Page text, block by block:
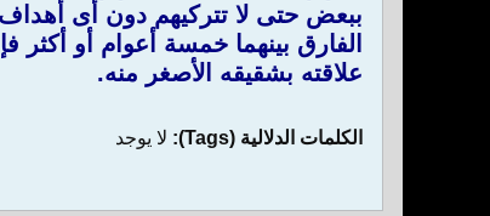
ببعض حتى لا تتركيهم دون أى
الفارق بينهما خمسة أعوام أو
علاقته بشقيقه الأصغر منه.
الكلمات الدلالية (Tags): لا يوجد